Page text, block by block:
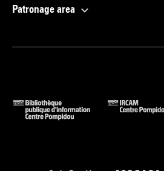
Patronage area